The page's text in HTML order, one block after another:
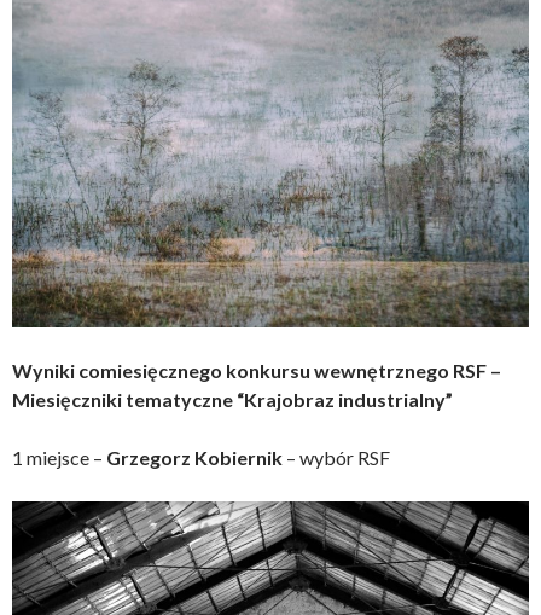
Wyniki comiesięcznego konkursu wewnętrznego RSF –
Miesięczniki tematyczne “Krajobraz industrialny”
1 miejsce – Grzegorz Kobiernik – wybór RSF